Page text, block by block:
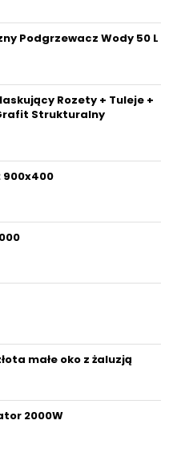
Podgrzewacz Wody 50 L
Rozety + Tuleje +
Strukturalny
900x400
małe oko z żaluzją
2000W